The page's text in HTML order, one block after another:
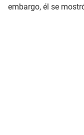
embargo, él se